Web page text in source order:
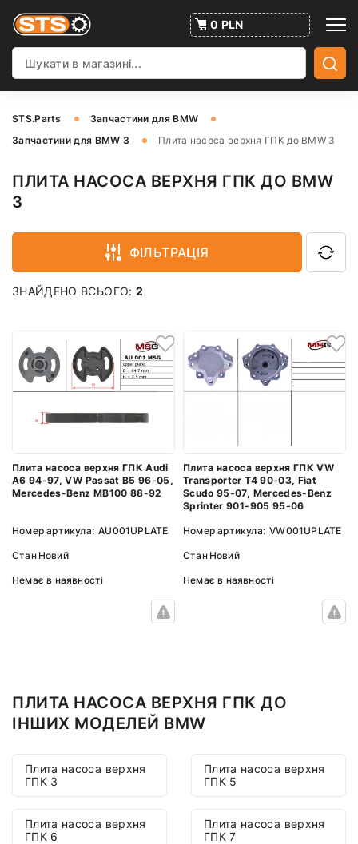
0 PLN
STS.Parts
Запчастини для BMW
Запчастини для BMW 3
Плита насоса верхня ГПК до BMW 3
ПЛИТА НАСОСА ВЕРХНЯ ГПК ДО BMW
3
ФІЛЬТРАЦІЯ
ЗНАЙДЕНО ВСЬОГО: 2
Плита насоса верхня ГПК Audi
A6 94-97, VW Passat B5 96-05,
Mercedes-Benz MB100 88-92
Номер артикула: AU001UPLATE
Стан Новий
Немає в наявності
Плита насоса верхня ГПК VW
Transporter T4 90-03, Fiat
Scudo 95-07, Mercedes-Benz
Sprinter 901-905 95-06
Номер артикула: VW001UPLATE
Стан Новий
Немає в наявності
ПЛИТА НАСОСА ВЕРХНЯ ГПК ДО
ІНШИХ МОДЕЛЕЙ BMW
Плита насоса верхня
ГПК 3
Плита насоса верхня
ГПК 5
Плита насоса верхня
ГПК 6
Плита насоса верхня
ГПК 7